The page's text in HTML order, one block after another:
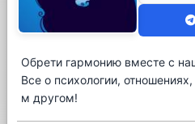
Обрети гармонию вместе с
Все о психологии,
м другом!